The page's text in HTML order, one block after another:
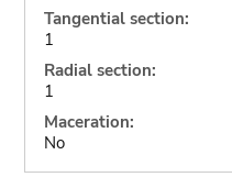
Tangential section:
1
Radial section:
1
Maceration:
No